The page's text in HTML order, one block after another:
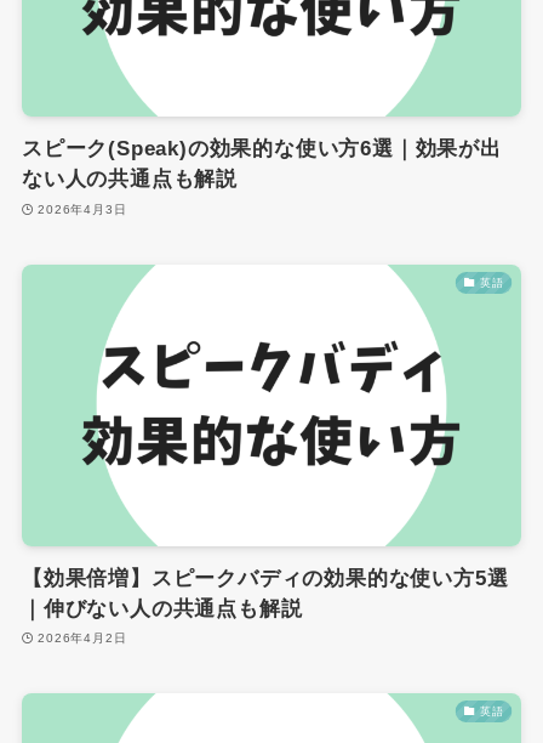
スピーク(Speak)の効果的な使い方6選｜効果が出
ない人の共通点も解説
2026年4月3日
英語
【効果倍増】スピークバディの効果的な使い方5選
｜伸びない人の共通点も解説
2026年4月2日
英語